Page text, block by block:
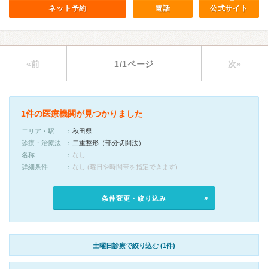
ネット予約 電話 公式サイト
«前 1/1ページ 次»
1件の医療機関が見つかりました
エリア・駅
秋田県
診療・治療法
二重整形（部分切開法）
名称
なし
詳細条件
なし (曜日や時間帯を指定できます)
条件変更・絞り込み
土曜日診療で絞り込む (1件)